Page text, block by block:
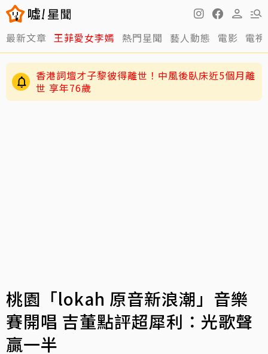
最新文章 王菲愛女李嫣 熱門星聞 藝人動態 電影 電視
香港詞壇才子黎彼得離世！中風後臥床近5個月離
世 享年76歲
桃園「lokah 原音新浪潮」音樂
賽開唱 吉董點評超犀利：光歌聲
贏一半